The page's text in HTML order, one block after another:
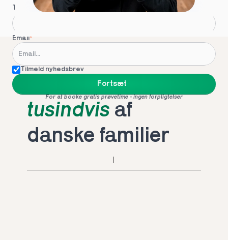
Telefon*
Email*
Tilmeld nyhedsbrev
Fortsæt
For at booke gratis prøvetime - ingen forpligtelser
tusindvis af
danske familier